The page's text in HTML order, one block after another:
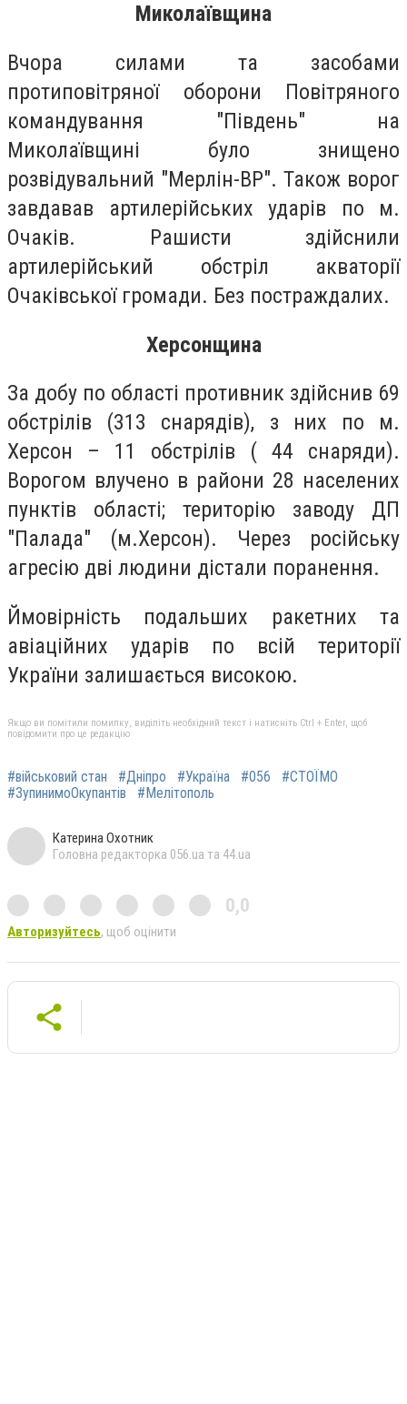
Миколаївщина
Вчора силами та засобами
протиповітряної оборони Повітряного
командування "Південь" на
Миколаївщині було знищено
розвідувальний "Мерлін-ВР". Також ворог
завдавав артилерійських ударів по м.
Очаків. Рашисти здійснили
артилерійський обстріл акваторії
Очаківської громади. Без постраждалих.
Херсонщина
За добу по області противник здійснив 69
обстрілів (313 снарядів), з них по м.
Херсон – 11 обстрілів ( 44 снаряди).
Ворогом влучено в райони 28 населених
пунктів області; територію заводу ДП
"Палада" (м.Херсон). Через російську
агресію дві людини дістали поранення.
Ймовірність подальших ракетних та
авіаційних ударів по всій території
України залишається високою.
Якщо ви помітили помилку, виділіть необхідний текст і натисніть Ctrl + Enter, щоб
повідомити про це редакцію
#військовий стан #Дніпро #Україна #056
#СТОЇМО
#ЗупинимоОкупантів
#Мелітополь
Катерина Охотник
Головна редакторка 056.ua та 44.ua
0,0
Авторизуйтесь, щоб оцінити